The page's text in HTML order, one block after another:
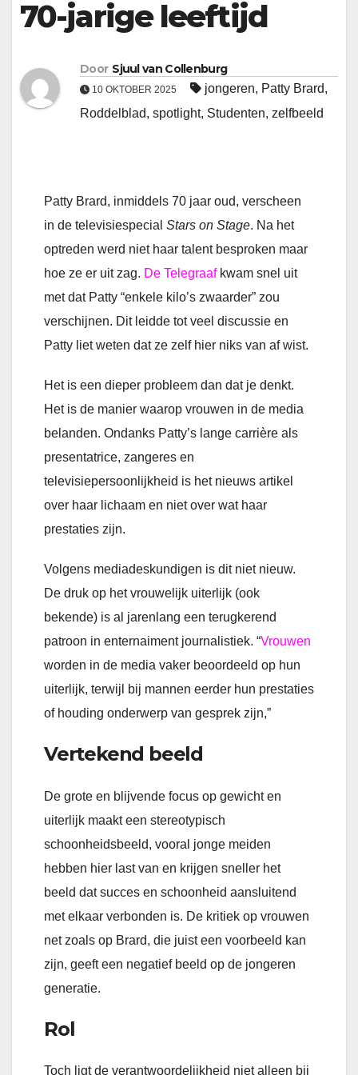
70-jarige leeftijd
Door Sjuul van Collenburg
10 OKTOBER 2025 jongeren, Patty Brard,
Roddelblad, spotlight, Studenten, zelfbeeld
Patty Brard, inmiddels 70 jaar oud, verscheen
in de televisiespecial Stars on Stage. Na het
optreden werd niet haar talent besproken maar
hoe ze er uit zag. De Telegraafkwam snel uit
met dat Patty “enkele kilo’s zwaarder” zou
verschijnen. Dit leidde tot veel discussie en
Patty liet weten dat ze zelf hier niks van af wist.
Het is een dieper probleem dan dat je denkt.
Het is de manier waarop vrouwen in de media
belanden. Ondanks Patty’s lange carrière als
presentatrice, zangeres en
televisiepersoonlijkheid is het nieuws artikel
over haar lichaam en niet over wat haar
prestaties zijn.
Volgens mediadeskundigen is dit niet nieuw.
De druk op het vrouwelijk uiterlijk (ook
bekende) is al jarenlang een terugkerend
patroon in enternaiment journalistiek. “Vrouwen
worden in de media vaker beoordeeld op hun
uiterlijk, terwijl bij mannen eerder hun prestaties
of houding onderwerp van gesprek zijn,”
Vertekend beeld
De grote en blijvende focus op gewicht en
uiterlijk maakt een stereotypisch
schoonheidsbeeld, vooral jonge meiden
hebben hier last van en krijgen sneller het
beeld dat succes en schoonheid aansluitend
met elkaar verbonden is. De kritiek op vrouwen
net zoals op Brard, die juist een voorbeeld kan
zijn, geeft een negatief beeld op de jongeren
generatie.
Rol
Toch ligt de verantwoordelijkheid niet alleen bij